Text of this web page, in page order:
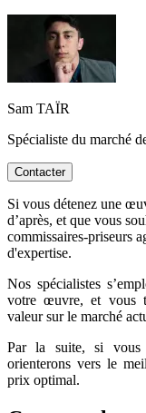
Sam TAÏR
Spécialiste du marché
Contacter
Si vous détenez une
d’après, et que vous
commissaires-priseurs
d'expertise.
Nos spécialistes
votre œuvre, et vous
valeur sur le marché
Par la suite, si vous
orienterons vers le
prix optimal.